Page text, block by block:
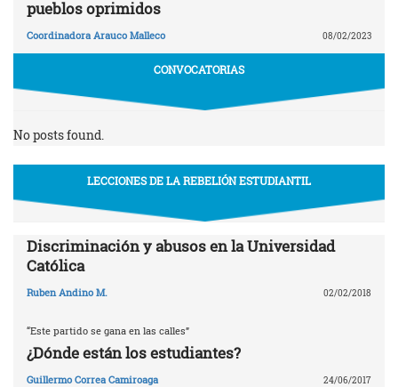
pueblos oprimidos
Coordinadora Arauco Malleco 08/02/2023
CONVOCATORIAS
No posts found.
LECCIONES DE LA REBELIÓN ESTUDIANTIL
Discriminación y abusos en la Universidad
Católica
Ruben Andino M. 02/02/2018
“Este partido se gana en las calles”
¿Dónde están los estudiantes?
Guillermo Correa Camiroaga 24/06/2017